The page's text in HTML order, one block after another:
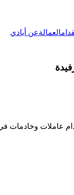
العمالةعن أيادي
عاملات وخادمات